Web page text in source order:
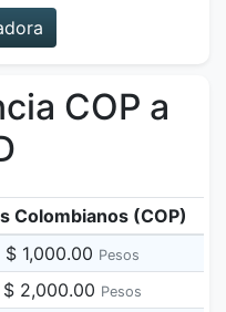
COP a
Colombianos (COP)
$ 1,000.00 Pesos
$ 2,000.00 Pesos